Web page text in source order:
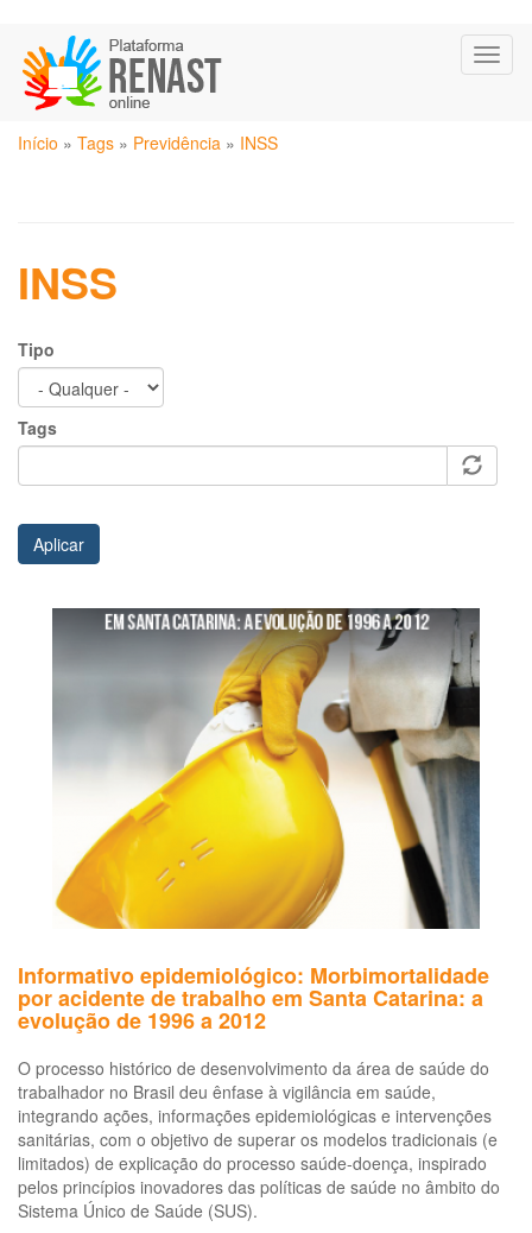
para
conteúdo
principal
Você
Início » Tags » Previdência » INSS
INSS
Tipo
Tags
Aplicar
Informativo epidemiológico: Morbimortalidade
por acidente de trabalho em Santa Catarina: a
evolução de 1996 a 2012
O processo histórico de desenvolvimento da área de saúde do
trabalhador no Brasil deu ênfase à vigilância em saúde,
integrando ações, informações epidemiológicas e intervenções
sanitárias, com o objetivo de superar os modelos tradicionais (e
limitados) de explicação do processo saúde-doença, inspirado
pelos princípios inovadores das políticas de saúde no âmbito do
Sistema Único de Saúde (SUS).